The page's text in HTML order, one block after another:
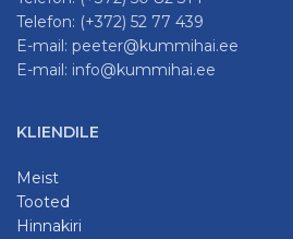
Telefon: (+372) 52 77 439
E-mail: peeter@kummihai.ee
E-mail: info@kummihai.ee
KLIENDILE
Meist
Tooted
Hinnakiri